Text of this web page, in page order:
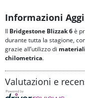
Informazioni
Il Bridgestone Blizzak 6è
durante tutta la stagione,
grazie all’utilizzo di
chilometrica.
Valutazioni e